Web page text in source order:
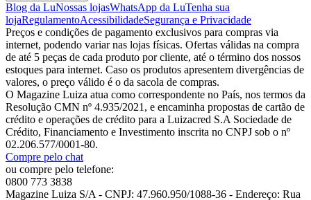
Blog da LuNossas lojasWhatsApp da LuTenha sua
lojaRegulamentoAcessibilidadeSegurança e Privacidade
Preços e condições de pagamento exclusivos para compras via
internet, podendo variar nas lojas físicas. Ofertas válidas na compra
de até 5 peças de cada produto por cliente, até o término dos nossos
estoques para internet. Caso os produtos apresentem divergências de
valores, o preço válido é o da sacola de compras.
O Magazine Luiza atua como correspondente no País, nos termos da
Resolução CMN nº 4.935/2021, e encaminha propostas de cartão de
crédito e operações de crédito para a Luizacred S.A Sociedade de
Crédito, Financiamento e Investimento inscrita no CNPJ sob o nº
02.206.577/0001-80.
Compre pelo chat
ou compre pelo telefone:
0800 773 3838
Magazine Luiza S/A - CNPJ: 47.960.950/1088-36 - Endereço: Rua